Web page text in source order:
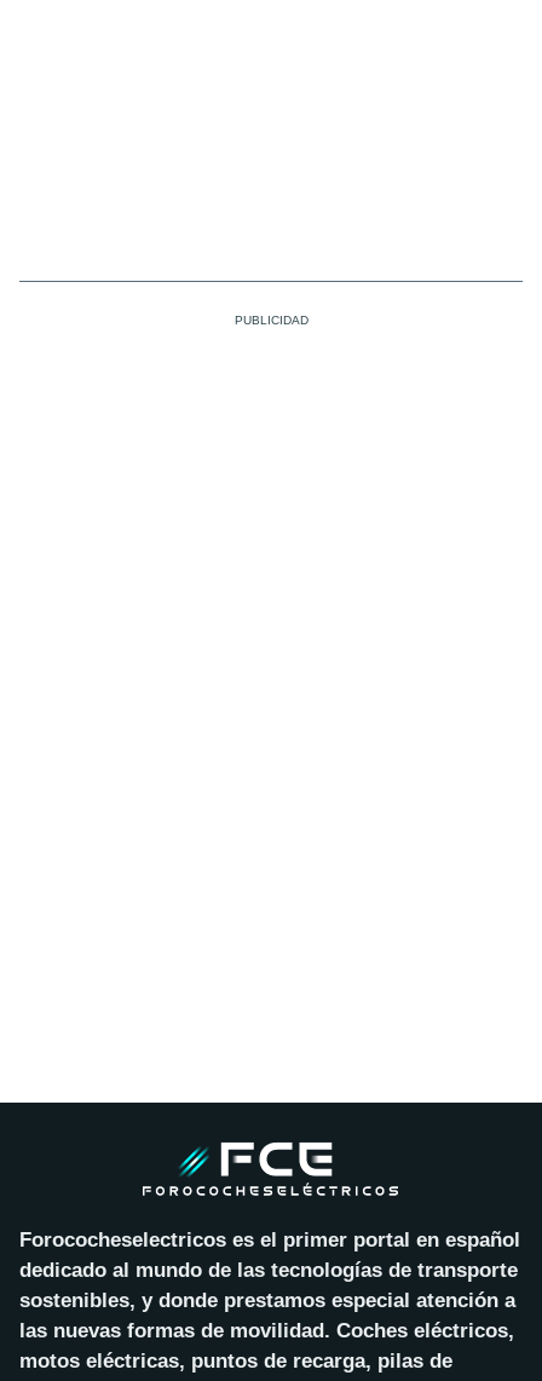
Forococheselectricos es el primer portal en español
dedicado al mundo de las tecnologías de transporte
sostenibles, y donde prestamos especial atención a
las nuevas formas de movilidad. Coches eléctricos,
motos eléctricas, puntos de recarga, pilas de